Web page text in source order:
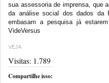
sua assessoria de imprensa, que
da análise social dos dados da
embasam a pesquisa já
VideVersus
VEJA
Visitas: 1.789
Compartilhe isso: